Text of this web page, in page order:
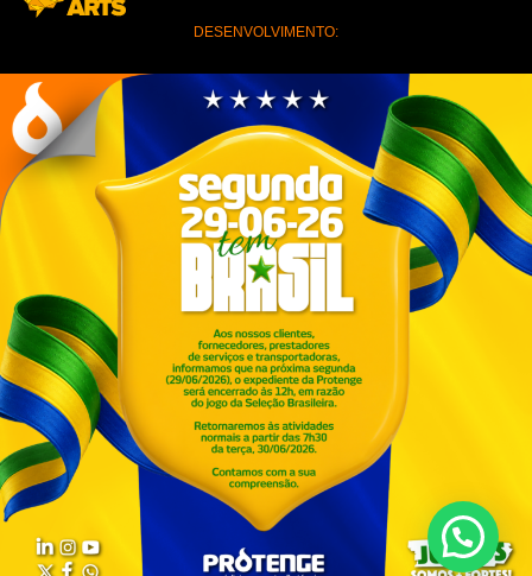
DESENVOLVIMENTO: